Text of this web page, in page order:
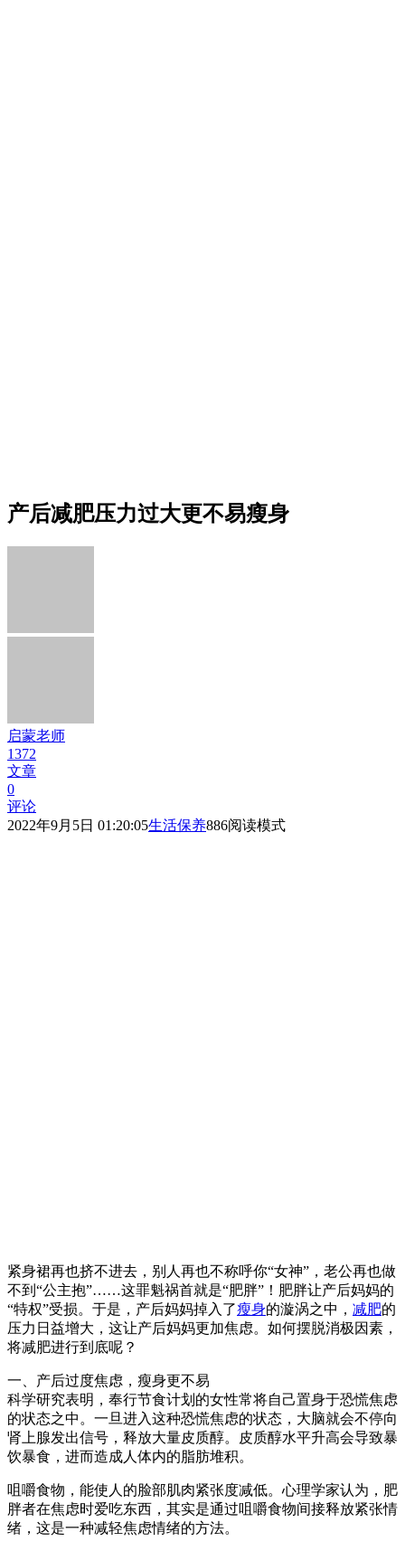
产后减肥压力过大更不易瘦身
启蒙老师
1372
文章
0
评论
2022年9月5日 01:20:05生活保养886阅读模式
紧身裙再也挤不进去，别人再也不称呼你“女神”，老公再也做
不到“公主抱”……这罪魁祸首就是“肥胖”！肥胖让产后妈妈的
“特权”受损。于是，产后妈妈掉入了瘦身的漩涡之中， 减肥的
压力日益增大，这让产后妈妈更加焦虑。如何摆脱消极因素，
将减肥进行到底呢？
一、产后过度焦虑，瘦身更不易
科学研究表明，奉行节食计划的女性常将自己置身于恐慌焦虑
的状态之中。一旦进入这种恐慌焦虑的状态，大脑就会不停向
肾上腺发出信号，释放大量皮质醇。皮质醇水平升高会导致暴
饮暴食，进而造成人体内的脂肪堆积。
咀嚼食物，能使人的脸部肌肉紧张度减低。心理学家认为，肥
胖者在焦虑时爱吃东西，其实是通过咀嚼食物间接释放紧张情
绪，这是一种减轻焦虑情绪的方法。